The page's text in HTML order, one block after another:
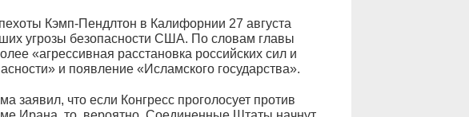
Кэмп-Пендлтон в Калифорнии 27 августа
угрозы безопасности США. По словам главы
«агрессивная расстановка российских сил и
и появление «Исламского государства».
заявил, что если Конгресс проголосует против